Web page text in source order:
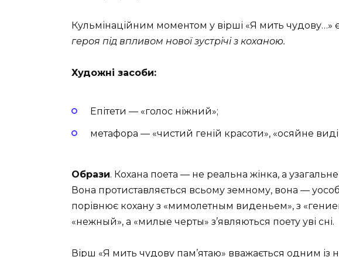
Кульмінаційним моментом у вірші «Я мить чу­дову…»
героя під впливом нової зустрічі з коханою.
Художні засоби:
Епітети — «голос ніжний»;
метафора — «чистий геній красоти», «осяйне
Образи. Кохана поета — не реальна жінка, а
Вона протиставляється всьому земному, вона —
порівнює кохану з «мимолетным виденьем», з
«нежный», а «милые черты» з’являються поету уві сні.
Вірш «Я мить чудову пам’ятаю» вважається одним із